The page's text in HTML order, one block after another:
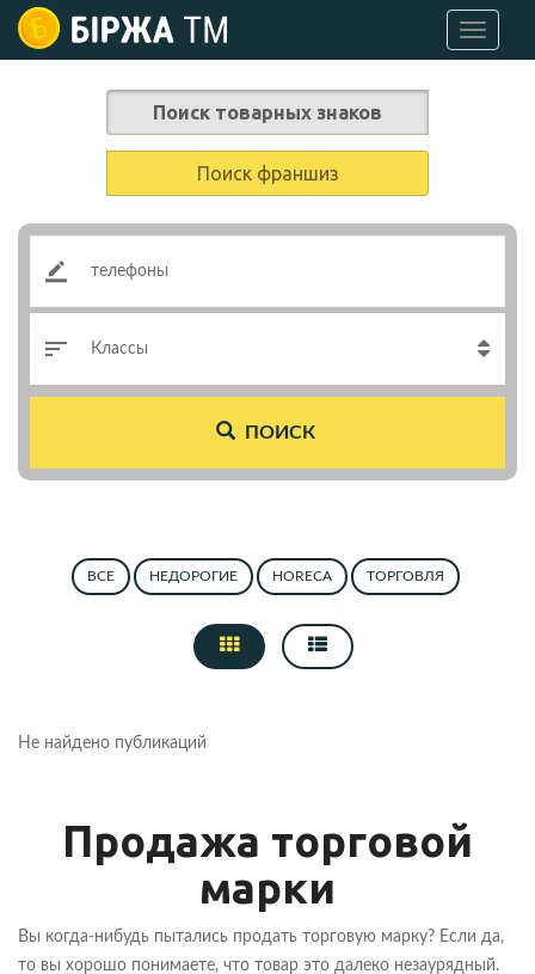
Перейти
Поиск товарных знаков
Поиск франшиз
слово
ПОИСК
ВСЕ НЕДОРОГИЕ HORECA ТОРГОВЛЯ
Не найдено публикаций
Продажа торговой
марки
Вы когда-нибудь пытались продать торговую марку? Если да,
то вы хорошо понимаете, что товар это далеко незаурядный.